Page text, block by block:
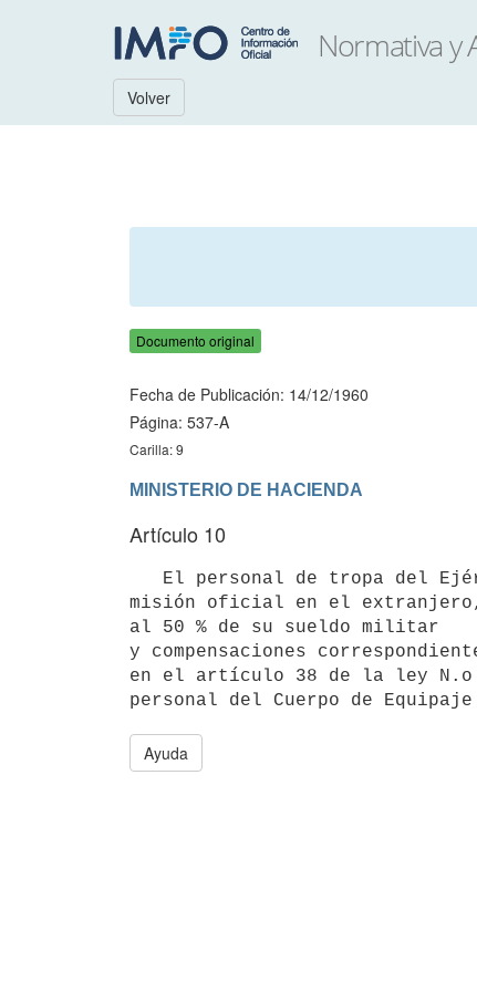
Volver
Documento original
Fecha de Publicación: 14/12/1960
Página: 537-A
Carilla: 9
MINISTERIO DE HACIENDA
Artículo 10
misión oficial en el extranjero,
al 50 % de su sueldo militar
y compensaciones
en el artículo 38 de la ley N.o
personal del Cuerpo de
Ayuda